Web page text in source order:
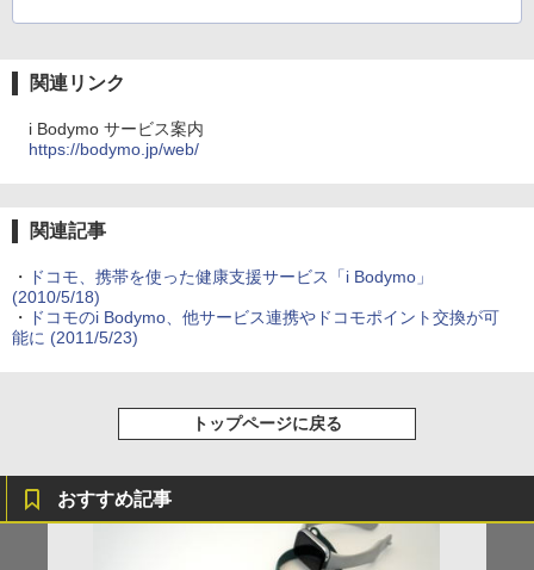
関連リンク
i Bodymo サービス案内
https://bodymo.jp/web/
関連記事
・
ドコモ、携帯を使った健康支援サービス「i Bodymo」
(2010/5/18)
・
ドコモのi Bodymo、他サービス連携やドコモポイント交換が可
能に (2011/5/23)
トップページに戻る
おすすめ記事